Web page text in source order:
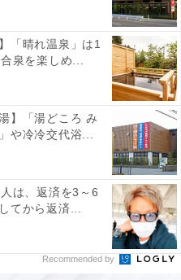
で税込110円）
「晴れ温泉」は1
泉を楽しめ...
】「湯どころ み
や冷冷交代浴...
は、返済を3～6
てから返済...
Recommended by